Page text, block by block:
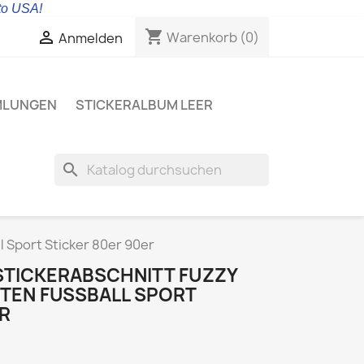
USA!
 Anmelden shopping_cart Warenkorb (0)
STICKERALBUM LEER
search
Sport Sticker 80er 90er
FUZZY
FUSSBALL SPORT S